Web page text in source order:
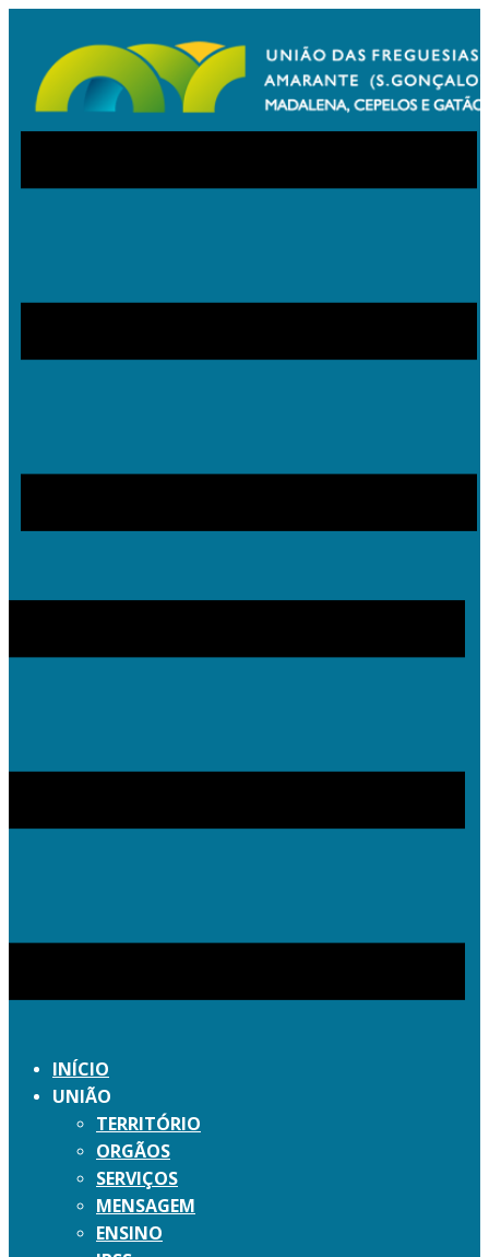
INÍCIO
UNIÃO
TERRITÓRIO
ORGÃOS
SERVIÇOS
MENSAGEM
ENSINO